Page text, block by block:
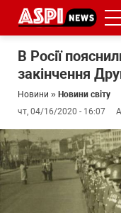
В Росії
закінчення
Новини » Новини світу
чт, 04/16/2020 - 16:07
#ООС
#боротьба
з
корупцією